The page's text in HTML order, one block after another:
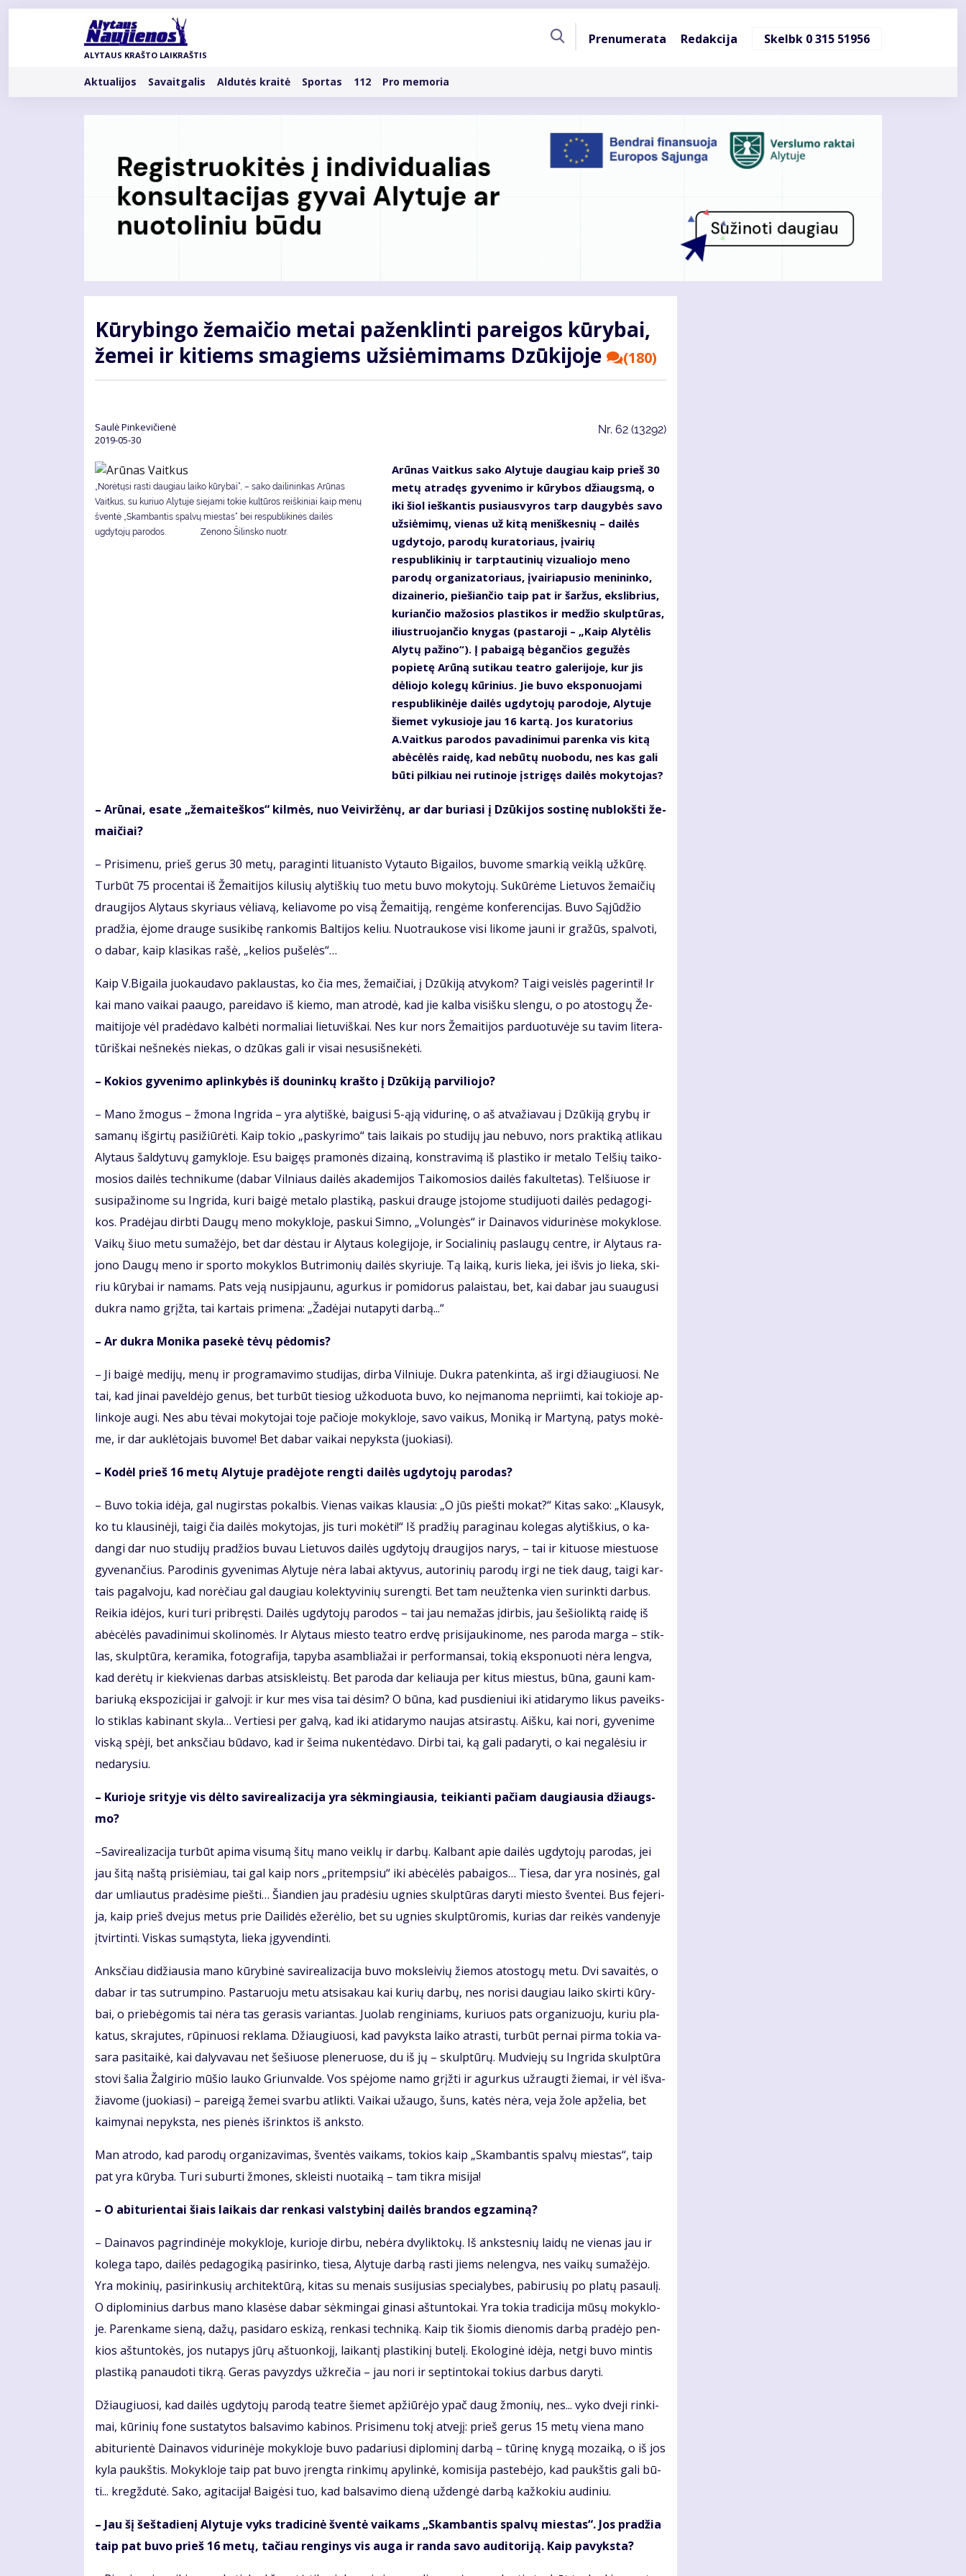
Pereiti
ALYTAUS KRAŠTO LAIKRAŠTIS
Pagrindinė
Prenumerata Redakcija Skelbk 0 315 51956
Rubrikos
Aktualijos Savaitgalis Aldutės kraitė Sportas 112 Pro memoria
Kū­ry­bin­go že­mai­čio me­tai pa­žen­klin­ti pa­rei­gos kū­ry­bai,
že­mei ir ki­tiems sma­giems už­si­ė­mi­mams Dzū­ki­jo­je
(180)
Saulė Pinkevičienė
2019-05-30
Nr. 62 (13292)
„Norėtųsi rasti daugiau laiko kūrybai“, – sako dailininkas Arūnas
Vaitkus, su kuriuo Alytuje siejami tokie kultūros reiškiniai kaip menų
šventė „Skambantis spalvų miestas“ bei respublikinės dailės
ugdytojų parodos. Zenono Šilinsko nuotr.
Arūnas Vaitkus sako Alytuje daugiau kaip prieš 30
metų atradęs gyvenimo ir kūrybos džiaugsmą, o
iki šiol ieškantis pusiausvyros tarp daugybės savo
užsiėmimų, vienas už kitą meniškesnių – dailės
ugdytojo, parodų kuratoriaus, įvairių
respublikinių ir tarptautinių vizualiojo meno
parodų organizatoriaus, įvairiapusio menininko,
dizainerio, piešiančio taip pat ir šaržus, ekslibrius,
kuriančio mažosios plastikos ir medžio skulptūras,
iliustruojančio knygas (pastaroji – „Kaip Alytėlis
Alytų pažino“). Į pabaigą bėgančios gegužės
popietę Arūną sutikau teatro galerijoje, kur jis
dėliojo kolegų kūrinius. Jie buvo eksponuojami
respublikinėje dailės ugdytojų parodoje, Alytuje
šiemet vykusioje jau 16 kartą. Jos kuratorius
A.Vaitkus parodos pavadinimui parenka vis kitą
abėcėlės raidę, kad nebūtų nuobodu, nes kas gali
būti pilkiau nei rutinoje įstrigęs dailės mokytojas?
– Arū­nai, esa­te „že­mai­teš­kos“ kil­mės, nuo Vei­vir­žė­nų, ar dar bu­ria­si į Dzū­ki­jos sos­ti­nę nu­blokš­ti že­
mai­čiai?
– Pri­si­me­nu, prieš ge­rus 30 me­tų, pa­ra­gin­ti li­tu­a­nis­to Vy­tau­to Bi­gai­los, bu­vo­me smar­kią veik­lą už­kū­rę.
Tur­būt 75 pro­cen­tai iš Že­mai­ti­jos ki­lu­sių aly­tiš­kių tuo me­tu bu­vo mo­ky­to­jų. Su­kū­rė­me Lie­tu­vos že­mai­čių
drau­gi­jos Aly­taus sky­riaus vė­lia­vą, ke­lia­vo­me po vi­są Že­mai­ti­ją, ren­gė­me kon­fe­ren­ci­jas. Bu­vo Są­jū­džio
pra­džia, ėjo­me drau­ge su­si­ki­bę ran­ko­mis Bal­ti­jos ke­liu. Nuo­trau­ko­se vi­si li­ko­me jau­ni ir gra­žūs, spal­vo­ti,
o da­bar, kaip kla­si­kas ra­šė, „ke­lios pu­še­lės“…
Kaip V.Bi­gai­la juo­kau­da­vo pa­klaus­tas, ko čia mes, že­mai­čiai, į Dzū­ki­ją at­vy­kom? Tai­gi veis­lės pa­ge­rin­ti! Ir
kai ma­no vai­kai pa­au­go, par­ei­da­vo iš kie­mo, man at­ro­dė, kad jie kal­ba vi­siš­ku slen­gu, o po atos­to­gų Že­
mai­ti­jo­je vėl pra­dė­da­vo kal­bė­ti nor­ma­liai lie­tu­viš­kai. Nes kur nors Že­mai­ti­jos par­duo­tu­vė­je su ta­vim li­te­ra­
tū­riš­kai neš­ne­kės nie­kas, o dzū­kas ga­li ir vi­sai nesu­si­šne­kė­ti.
– Ko­kios gy­ve­ni­mo ap­lin­ky­bės iš dou­nin­kų kraš­to į Dzū­ki­ją par­vi­lio­jo?
– Ma­no žmo­gus – žmo­na In­gri­da – yra aly­tiš­kė, bai­gu­si 5-ąją vi­du­ri­nę, o aš at­va­žia­vau į Dzū­ki­ją gry­bų ir
sa­ma­nų iš­gir­tų pa­si­žiū­rė­ti. Kaip to­kio „pa­sky­ri­mo“ tais lai­kais po stu­di­jų jau ne­bu­vo, nors prak­ti­ką at­li­kau
Aly­taus šal­dy­tu­vų ga­myk­lo­je. Esu bai­gęs pra­mo­nės di­zai­ną, kon­stra­vi­mą iš plas­ti­ko ir me­ta­lo Tel­šių tai­ko­
mo­sios dai­lės tech­ni­ku­me (da­bar Vil­niaus dai­lės aka­de­mi­jos Tai­ko­mo­sios dai­lės fa­kul­te­tas). Tel­šiuo­se ir
su­si­pa­ži­no­me su In­gri­da, ku­ri bai­gė me­ta­lo plas­ti­ką, pas­kui drau­ge įsto­jo­me stu­di­juo­ti dai­lės pe­da­go­gi­
kos. Pra­dė­jau dirb­ti Dau­gų me­no mo­kyk­lo­je, pas­kui Simno, „Vo­lun­gės“ ir Dai­na­vos vi­du­ri­nė­se mo­kyk­lo­se.
Vai­kų šiuo me­tu su­ma­žė­jo, bet dar dės­tau ir Aly­taus ko­le­gi­jo­je, ir So­cia­li­nių pa­slau­gų cen­tre, ir Aly­taus ra­
jo­no Dau­gų me­no ir spor­to mo­kyk­los But­ri­mo­nių dai­lės sky­riu­je. Tą lai­ką, ku­ris lie­ka, jei iš­vis jo lie­ka, ski­
riu kū­ry­bai ir na­mams. Pats ve­ją nu­si­pjau­nu, agur­kus ir po­mi­do­rus pa­lais­tau, bet, kai da­bar jau su­au­gu­si
duk­ra na­mo grįž­ta, tai kar­tais pri­me­na: „Ža­dė­jai nu­ta­py­ti dar­bą...“
– Ar duk­ra Mo­ni­ka pa­se­kė tė­vų pė­do­mis?
– Ji bai­gė me­di­jų, me­nų ir pro­gra­ma­vi­mo stu­di­jas, dir­ba Vil­niu­je. Duk­ra pa­ten­kin­ta, aš ir­gi džiau­giuo­si. Ne
tai, kad ji­nai pa­vel­dė­jo ge­nus, bet tur­būt tie­siog už­ko­duo­ta bu­vo, ko ne­įma­no­ma ne­pri­im­ti, kai to­kio­je ap­
lin­ko­je au­gi. Nes abu tė­vai mo­ky­to­jai to­je pa­čio­je mo­kyk­lo­je, sa­vo vai­kus, Mo­ni­ką ir Mar­ty­ną, pa­tys mo­kė­
me, ir dar auk­lė­to­jais bu­vo­me! Bet da­bar vai­kai ne­pyks­ta (juo­kia­si).
– Ko­dėl prieš 16 me­tų Aly­tu­je pra­dė­jo­te reng­ti dai­lės ug­dy­to­jų pa­ro­das?
– Bu­vo to­kia idė­ja, gal nu­girs­tas po­kal­bis. Vie­nas vai­kas klau­sia: „O jūs pieš­ti mo­kat?“ Ki­tas sa­ko: „Klau­syk,
ko tu klau­si­nė­ji, tai­gi čia dai­lės mo­ky­to­jas, jis tu­ri mo­kė­ti!“ Iš pra­džių pa­ra­gi­nau ko­le­gas aly­tiš­kius, o ka­
dan­gi dar nuo stu­di­jų pra­džios bu­vau Lie­tu­vos dai­lės ug­dy­to­jų drau­gi­jos na­rys, – tai ir ki­tuo­se mies­tuo­se
gy­ve­nan­čius. Pa­ro­di­nis gy­ve­ni­mas Aly­tu­je nė­ra la­bai ak­ty­vus, au­to­ri­nių pa­ro­dų ir­gi ne tiek daug, tai­gi kar­
tais pa­gal­vo­ju, kad no­rė­čiau gal dau­giau ko­lek­ty­vi­nių su­reng­ti. Bet tam ne­už­ten­ka vien su­rink­ti dar­bus.
Rei­kia idė­jos, ku­ri tu­ri pri­bręs­ti. Dai­lės ug­dy­to­jų pa­ro­dos – tai jau ne­ma­žas įdir­bis, jau še­šio­lik­tą rai­dę iš
abė­cė­lės pa­va­di­ni­mui sko­li­no­mės. Ir Aly­taus mies­to te­at­ro erd­vę pri­si­jau­ki­no­me, nes pa­ro­da mar­ga – stik­
las, skulp­tū­ra, ke­ra­mi­ka, fo­to­gra­fi­ja, ta­py­ba asam­blia­žai ir per­for­man­sai, to­kią eksponuoti nė­ra leng­va,
kad de­rė­tų ir kiek­vie­nas dar­bas at­si­skleis­tų. Bet pa­ro­da dar ke­liau­ja per ki­tus mies­tus, bū­na, gau­ni kam­
ba­riu­ką eks­po­zi­ci­jai ir gal­vo­ji: ir kur mes vi­sa tai dė­sim? O bū­na, kad pus­die­niui iki ati­da­ry­mo li­kus pa­veiks­
lo stik­las ka­bi­nant sky­la… Ver­tie­si per gal­vą, kad iki ati­da­ry­mo nau­jas at­si­ras­tų. Aiš­ku, kai no­ri, gy­ve­ni­me
vis­ką spė­ji, bet anks­čiau bū­da­vo, kad ir šei­ma nu­ken­tė­da­vo. Dir­bi tai, ką ga­li pa­da­ry­ti, o kai ne­ga­lė­siu ir
ne­da­ry­siu.
– Ku­rio­je sri­ty­je vis dėl­to sa­vi­re­a­li­za­ci­ja yra sėk­min­giau­sia, tei­kian­ti pa­čiam dau­giau­sia džiaugs­
mo?
–Sa­vi­re­a­li­za­ci­ja tur­būt ap­ima vi­su­mą ši­tų ma­no veik­lų ir dar­bų. Kal­bant apie dai­lės ug­dy­to­jų pa­ro­das, jei
jau ši­tą naš­tą pri­si­ė­miau, tai gal kaip nors „pritemp­siu“ iki abė­cė­lės pa­bai­gos… Tie­sa, dar yra no­si­nės, gal
dar um­liau­tus pra­dė­si­me pieš­ti… Šian­dien jau pra­dė­siu ug­nies skulp­tū­ras da­ry­ti mies­to šven­tei. Bus fe­je­ri­
ja, kaip prieš dve­jus me­tus prie Dai­li­dės eže­rė­lio, bet su ug­nies skulp­tū­ro­mis, ku­rias dar rei­kės van­de­nyje
įtvirtinti. Viskas sumąstyta, lieka įgyvendinti.
Anks­čiau di­džiau­sia ma­no kū­ry­bi­nė sa­vi­re­a­li­za­ci­ja bu­vo moks­lei­vių žie­mos atos­to­gų me­tu. Dvi sa­vai­tės, o
da­bar ir tas su­trum­pi­no. Pas­ta­ruo­ju me­tu at­si­sa­kau kai ku­rių dar­bų, nes no­ri­si dau­giau lai­ko skir­ti kū­ry­
bai, o prie­bė­go­mis tai nė­ra tas ge­ra­sis va­rian­tas. Juo­lab ren­gi­niams, ku­riuos pats or­ga­ni­zuo­ju, ku­riu pla­
ka­tus, skra­ju­tes, rū­pi­nuo­si re­kla­ma. Džiau­giuo­si, kad pa­vyks­ta lai­ko at­ras­ti, tur­būt per­nai pir­ma to­kia va­
sa­ra pa­si­tai­kė, kai da­ly­va­vau net še­šiuo­se ple­ne­ruo­se, du iš jų – skulp­tū­rų. Mud­vie­jų su In­gri­da skulp­tū­ra
sto­vi ša­lia Žal­gi­rio mū­šio lau­ko Griun­val­de. Vos spė­jo­me na­mo grįž­ti ir agur­kus už­raug­ti žie­mai, ir vėl iš­va­
žia­vo­me (juo­kia­si) – pa­rei­gą že­mei svar­bu at­lik­ti. Vai­kai už­au­go, šuns, ka­tės nė­ra, ve­ja žo­le ap­že­lia, bet
kai­my­nai ne­pyks­ta, nes pie­nės iš­rink­tos iš anks­to.
Man at­ro­do, kad pa­ro­dų or­ga­ni­za­vi­mas, šven­tės vai­kams, to­kios kaip „Skam­ban­tis spal­vų mies­tas“, taip
pat yra kū­ry­ba. Tu­ri su­bur­ti žmo­nes, skleis­ti nuo­tai­ką – tam tik­ra mi­si­ja!
– O abi­tu­rien­tai šiais lai­kais dar ren­ka­si vals­ty­bi­nį dai­lės bran­dos eg­za­mi­ną?
– Dai­na­vos pa­grin­di­nė­je mo­kyk­lo­je, ku­rio­je dir­bu, ne­bė­ra dvy­lik­to­kų. Iš anks­tes­nių lai­dų ne vie­nas jau ir
ko­le­ga ta­po, dai­lės pe­da­go­gi­ką pa­si­rin­ko, tie­sa, Aly­tu­je dar­bą ras­ti jiems ne­leng­va, nes vai­kų su­ma­žė­jo.
Yra mo­ki­nių, pa­si­rin­ku­sių ar­chi­tek­tū­rą, ki­tas su me­nais su­si­ju­sias spe­cia­ly­bes, pa­bi­ru­sių po pla­tų pa­sau­lį.
O di­plo­mi­nius dar­bus ma­no kla­sė­se da­bar sėk­min­gai gi­na­si aš­tun­to­kai. Yra to­kia tra­di­ci­ja mū­sų mo­kyk­lo­
je. Parenkame sie­ną, da­žų, pa­si­da­ro es­ki­zą, ren­ka­si tech­ni­ką. Kaip tik šio­mis die­no­mis dar­bą pradėjo pen­
kios aš­tun­to­kės, jos nu­ta­pys jū­rų aš­tuon­ko­jį, lai­kan­tį plas­ti­ki­nį bu­te­lį. Eko­lo­gi­nė idė­ja, net­gi bu­vo min­tis
plas­ti­ką pa­nau­do­ti tik­rą. Ge­ras pa­vyz­dys už­kre­čia – jau no­ri ir sep­tin­to­kai tokius darbus da­ry­ti.
Džiau­giuo­si, kad dai­lės ug­dy­to­jų pa­ro­dą te­at­re šie­met ap­žiū­rė­jo ypač daug žmo­nių, nes... vy­ko dve­ji rin­ki­
mai, kū­ri­nių fo­ne su­sta­ty­tos bal­sa­vi­mo ka­bi­nos. Pri­si­me­nu to­kį at­ve­jį: prieš ge­rus 15 me­tų vie­na ma­no
abi­tu­rien­tė Dai­na­vos vi­du­ri­nė­je mo­kyk­lo­je bu­vo pa­da­riu­si di­plo­mi­nį dar­bą – tū­ri­nę kny­gą mo­zai­ką, o iš jos
ky­la paukš­tis. Mo­kyk­lo­je taip pat bu­vo įreng­ta rin­ki­mų apy­lin­kė, ko­mi­si­ja pa­ste­bė­jo, kad paukš­tis ga­li bū­
ti... kregž­du­tė. Sa­ko, agi­ta­ci­ja! Bai­gė­si tuo, kad bal­sa­vi­mo die­ną už­den­gė dar­bą kaž­ko­kiu au­di­niu.
– Jau šį šeš­ta­die­nį Aly­tu­je vyks tra­di­ci­nė šven­tė vai­kams „Skam­ban­tis spal­vų mies­tas“. Jos pra­džia
taip pat bu­vo prieš 16 me­tų, ta­čiau ren­gi­nys vis au­ga ir ran­da sa­vo au­di­to­ri­ją. Kaip pa­vyks­ta?